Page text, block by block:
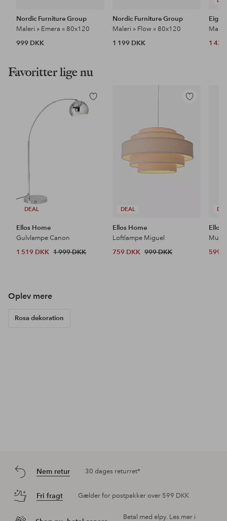
Nordic Furniture Group
Maleri » Emera « 80x120
999 DKK
Nordic Furniture Group
Maleri » Flow « 80x120
1 199 DKK
1
Favoritter lige nu
DEAL
Tilføj
til
Ellos Home
Gulvlampe Canon
1 519 DKK 1 999 DKK
DEAL
Tilføj
Ellos Home
Loftlampe Miguel
759 DKK 999 DKK
Ellos
599
Oplev mere
Rosa dekoration
Nem retur 30 dages returret*
Fri fragt Gælder for postpakker over 599 DKK
Betal med elpy. Les mer i